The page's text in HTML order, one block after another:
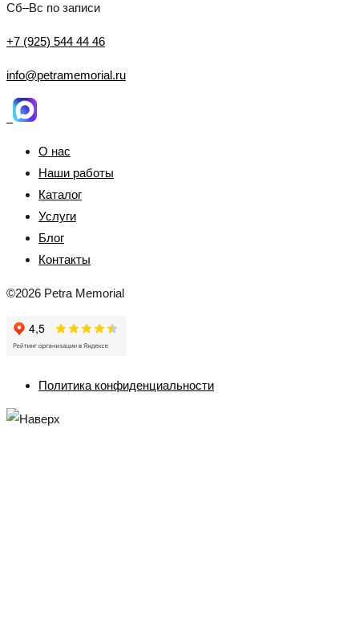
Сб–Вс по записи
+7 (925) 544 44 46
info@petramemorial.ru
О нас
Наши работы
Каталог
Услуги
Блог
Контакты
©2026 Petra Memorial
Политика конфиденциальности